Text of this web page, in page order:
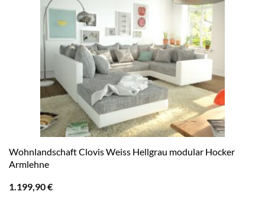
Wohnlandschaft Clovis Weiss Hellgrau modular Hocker
Armlehne
1.199,90€